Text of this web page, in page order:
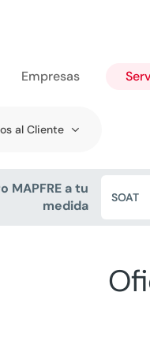
Empresas
al Cliente
MAPFRE a tu
medida
SOAT